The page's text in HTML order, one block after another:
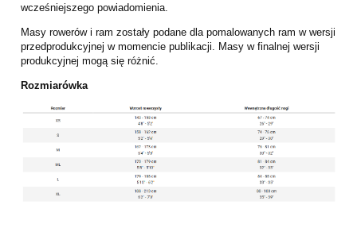
wcześniejszego powiadomienia.
Masy rowerów i ram zostały podane dla pomalowanych ram w wersji
przedprodukcyjnej w momencie publikacji. Masy w finalnej wersji
produkcyjnej mogą się różnić.
Rozmiarówka